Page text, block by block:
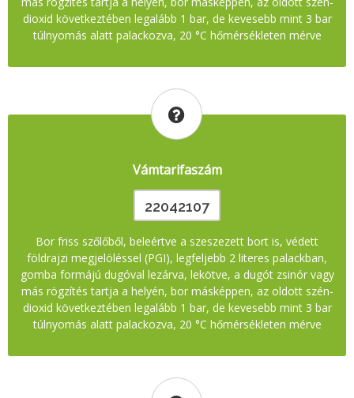
dioxid következtében legalább 1 bar, de kevesebb mint 3 bar
túlnyomás alatt palackozva, 20 °C hőmérsékleten mérve
Vámtarifaszám
22042107
Bor friss szőlőből, beleértve a szeszezett bort is, védett
földrajzi megjelöléssel (PGI), legfeljebb 2 literes palackban,
gomba formájú dugóval lezárva, lekötve, a dugót zsinór vagy
más rögzítés tartja a helyén, bor másképpen, az oldott szén-
dioxid következtében legalább 1 bar, de kevesebb mint 3 bar
túlnyomás alatt palackozva, 20 °C hőmérsékleten mérve